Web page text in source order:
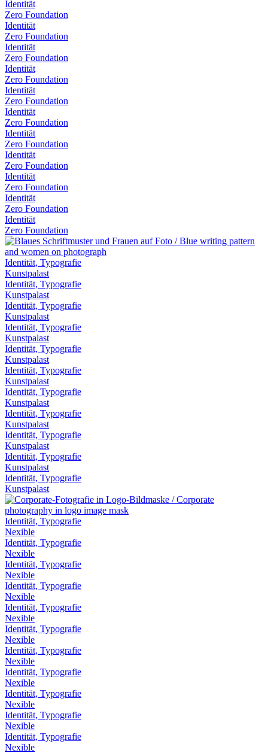
Identität
Zero Foundation
Identität
Zero Foundation
Identität
Zero Foundation
Identität
Zero Foundation
Identität
Zero Foundation
Identität
Zero Foundation
Identität
Zero Foundation
Identität
Zero Foundation
Identität
Zero Foundation
Identität
Zero Foundation
Identität
Zero Foundation
Identität, Typografie
Kunstpalast
Identität, Typografie
Kunstpalast
Identität, Typografie
Kunstpalast
Identität, Typografie
Kunstpalast
Identität, Typografie
Kunstpalast
Identität, Typografie
Kunstpalast
Identität, Typografie
Kunstpalast
Identität, Typografie
Kunstpalast
Identität, Typografie
Kunstpalast
Identität, Typografie
Kunstpalast
Identität, Typografie
Kunstpalast
Identität, Typografie
Nexible
Identität, Typografie
Nexible
Identität, Typografie
Nexible
Identität, Typografie
Nexible
Identität, Typografie
Nexible
Identität, Typografie
Nexible
Identität, Typografie
Nexible
Identität, Typografie
Nexible
Identität, Typografie
Nexible
Identität, Typografie
Nexible
Identität, Typografie
Nexible